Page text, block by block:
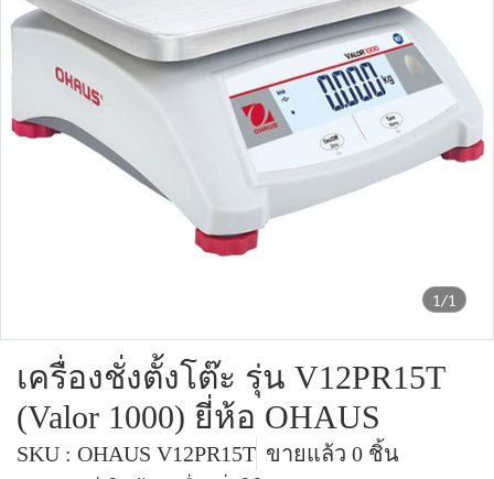
1/1
เครื่องชั่งตั้งโต๊ะ รุ่น V12PR15T
(Valor 1000) ยี่ห้อ OHAUS
SKU : OHAUS V12PR15T ขายแล้ว 0 ชิ้น